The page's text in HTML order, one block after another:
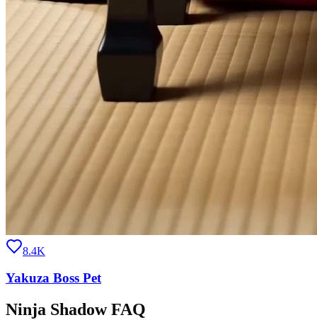
8.4K
Yakuza Boss Pet
Ninja Shadow FAQ